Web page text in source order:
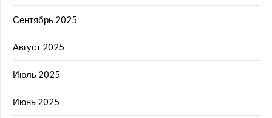
Сентябрь 2025
Август 2025
Июль 2025
Июнь 2025